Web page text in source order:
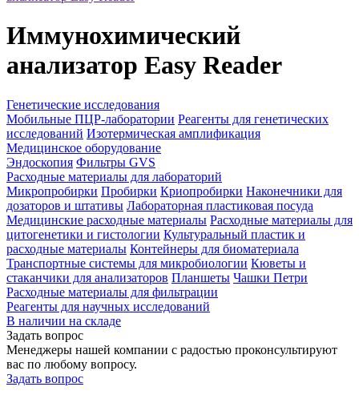
Иммунохимический
анализатор Easy Reader
Генетические исследования
Мобильные ПЦР-лаборатории Реагенты для генетических
исследований Изотермическая амплификация
Медицинское оборудование
Эндоскопия Фильтры GVS
Расходные материалы для лабораторий
Микропробирки Пробирки Криопробирки Наконечники для
дозаторов и штативы Лабораторная пластиковая посуда
Медицинские расходные материалы Расходные материалы для
цитогенетики и гистологии Культуральный пластик и
расходные материалы Контейнеры для биоматериала
Транспортные системы для микробиологии Кюветы и
стаканчики для анализаторов Планшеты Чашки Петри
Расходные материалы для фильтрации
Реагенты для научных исследований
В наличии на складе
Задать вопрос
Менеджеры нашей компании с радостью проконсультируют
вас по любому вопросу.
Задать вопрос